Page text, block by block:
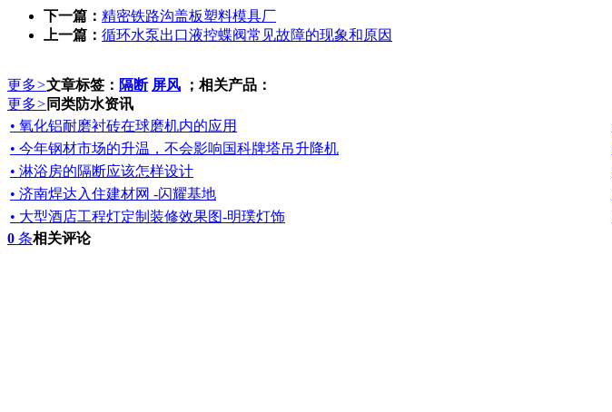
下一篇： 精密铁路沟盖板塑料模具厂
上一篇： 循环水泵出口液控蝶阀常见故障的现象和原因
更多>文章标签： 隔断 屏风 ；相关产品：
更多> 同类防水资讯
• 氧化铝耐磨衬砖在球磨机内的应用
• 今年钢材市场的升温，不会影响国科牌塔吊升降机
• 淋浴房的隔断应该怎样设计
• 济南焊达入住建材网 -闪耀基地
• 大型酒店工程灯定制装修效果图-明璞灯饰
0 条相关评论